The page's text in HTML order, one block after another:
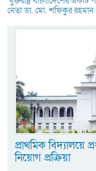
নেতা ডা. মো. শফিকুর রহমান
প্রাথমিক বিদ্যালয়ে
নিয়োগ প্রক্রিয়া